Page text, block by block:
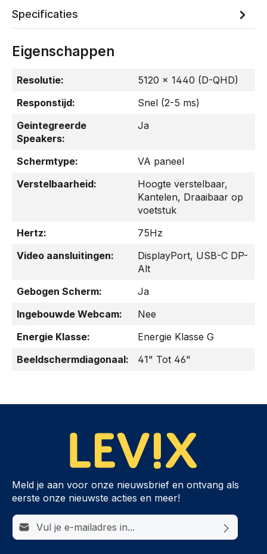
Specificaties
Eigenschappen
Resolutie:
5120 x 1440 (D-QHD)
Responstijd:
Snel (2-5 ms)
Geintegreerde
Speakers:
Ja
Schermtype:
VA paneel
Verstelbaarheid:
Hoogte verstelbaar,
Kantelen, Draaibaar op
voetstuk
Hertz:
75Hz
Video aansluitingen:
DisplayPort, USB-C DP-
Alt
Gebogen Scherm:
Ja
Ingebouwde Webcam:
Nee
Energie Klasse:
Energie Klasse G
Beeldschermdiagonaal:
41" Tot 46"
Meld je aan voor onze nieuwsbrief en ontvang als
eerste onze nieuwste acties en meer!
E-mailadres*